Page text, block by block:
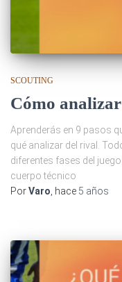
SCOUTING
Cómo
Aprenderás en 9 pasos
qué analizar del rival.
diferentes fases del
cuerpo técnico
PorVaro , hace 5 años